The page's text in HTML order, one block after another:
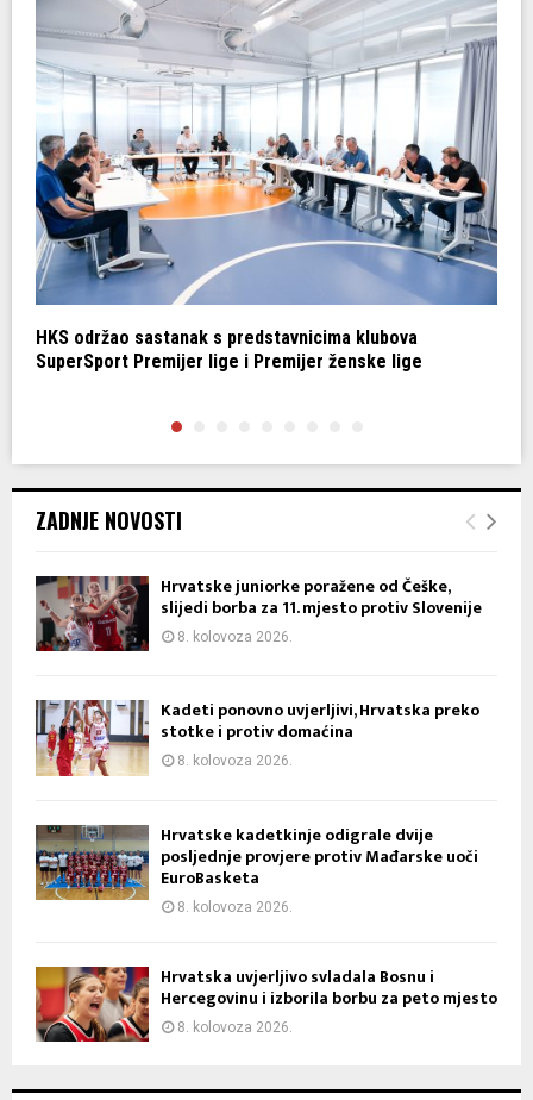
HKS održao sastanak s predstavnicima klubova
SuperSport Premijer lige i Premijer ženske lige
ZADNJE NOVOSTI
Hrvatske juniorke poražene od Češke,
slijedi borba za 11. mjesto protiv Slovenije
8. kolovoza 2026.
Kadeti ponovno uvjerljivi, Hrvatska preko
stotke i protiv domaćina
8. kolovoza 2026.
Hrvatske kadetkinje odigrale dvije
posljednje provjere protiv Mađarske uoči
EuroBasketa
8. kolovoza 2026.
Hrvatska uvjerljivo svladala Bosnu i
Hercegovinu i izborila borbu za peto mjesto
8. kolovoza 2026.